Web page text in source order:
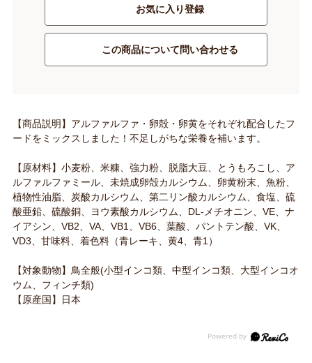
お気に入り登録
この商品について問い合わせる
【商品説明】アルファルファ・卵殻・卵黄をそれぞれ配合したフ
ードをミックスしました！不足しがちな栄養を補います。
【原材料】小麦粉、米糠、強力粉、脱脂大豆、とうもろこし、ア
ルファルファミール、未焼成卵殻カルシウム、卵黄粉末、魚粉、
植物性油脂、炭酸カルシウム、第二リン酸カルシウム、食塩、硫
酸亜鉛、硫酸銅、ヨウ素酸カルシウム、DL-メチオニン、VE、ナ
イアシン、VB2、VA、VB1、VB6、葉酸、パントテン酸、VK、
VD3、甘味料、着色料（青レーキ、黄4、青1）
【対象動物】鳥全般(小型インコ類、中型インコ類、大型インコオ
ウム、フィンチ類)
【原産国】日本